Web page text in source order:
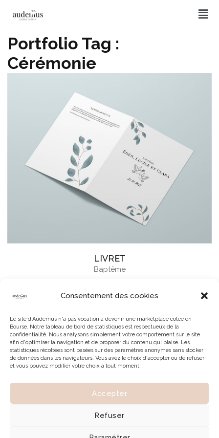
Consentement des cookies
Le site d'Audemus n'a pas vocation à devenir une marketplace cotée en
Bourse. Notre tableau de bord de statistiques est respectueux de la
confidentialité. Nous analysons simplement votre comportement sur le site
afin d'optimiser la navigation et de proposer du contenu qui plaise. Les
statistiques récoltées sont basées sur des paramètres anonymes sans stocker
de données dans les navigateurs. Vous avez le choix d'accepter ou de refuser
et vous pouvez modifier votre choix à tout moment.
Accepter
Refuser
Portfolio Tag :
Cérémonie
LIVRET
Baptême
© 2026 | Tous droits réservés à Audemus